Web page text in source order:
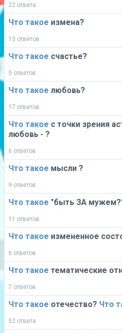
22 ответа
Что такое измена?
13 ответов
Что такое счастье?
5 ответов
Что такое любовь?
17 ответов
Что такое с точки зрения
любовь - ?
6 ответов
Что такое мысли ?
9 ответов
Что такое "быть ЗА
11 ответов
Что такое измененное
6 ответов
Что такое тематические
7 ответов
Что такое отечество? Что
52 ответа